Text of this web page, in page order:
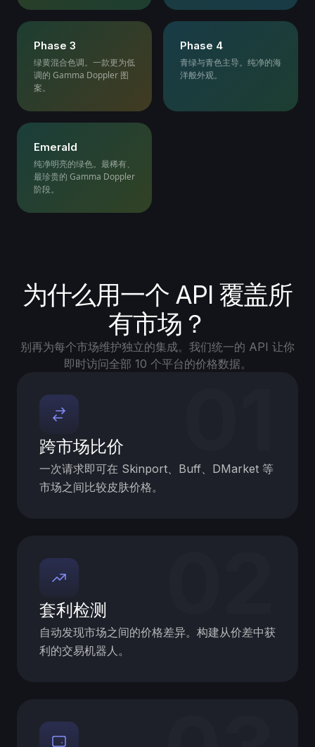
Phase 3
绿黄混合色调。一款更为低
调的 Gamma Doppler 图
案。
Phase 4
青绿与青色主导。纯净的海
洋般外观。
Emerald
纯净明亮的绿色。最稀有、
最珍贵的 Gamma Doppler
阶段。
为什么用一个 API 覆盖所
有市场？
别再为每个市场维护独立的集成。我们统一的 API 让你
即时访问全部 10 个平台的价格数据。
跨市场比价
一次请求即可在 Skinport、Buff、DMarket 等
市场之间比较皮肤价格。
套利检测
自动发现市场之间的价格差异。构建从价差中获
利的交易机器人。